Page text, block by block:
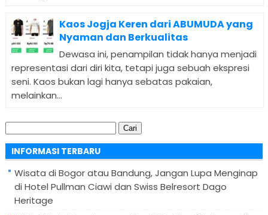
Kaos Jogja Keren dari ABUMUDA yang
Nyaman dan Berkualitas
Dewasa ini, penampilan tidak hanya menjadi
representasi dari diri kita, tetapi juga sebuah ekspresi
seni. Kaos bukan lagi hanya sebatas pakaian,
melainkan...
Cari
untuk:
INFORMASI TERBARU
Wisata di Bogor atau Bandung, Jangan Lupa Menginap
di Hotel Pullman Ciawi dan Swiss Belresort Dago
Heritage